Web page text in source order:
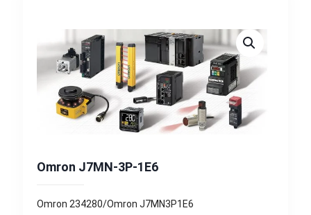
Omron J7MN-3P-1E6
Omron 234280/Omron J7MN3P1E6